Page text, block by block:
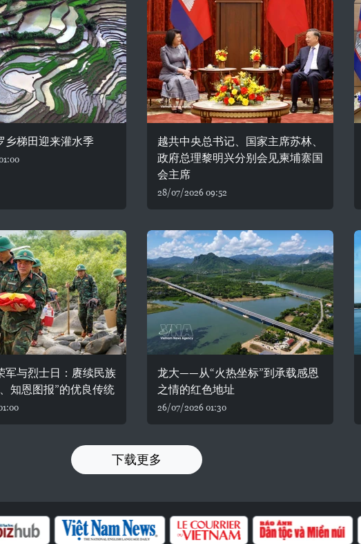
乡梯田迎来灌水季
越共中央总书记、国家主席苏林、
政府总理黎明兴分别会见柬埔寨国
会主席
28/07/2026 09:52
军与烈士日：赓续民族
知恩图报”的优良传统
龙大——从“火热坐标”到承载感恩
之情的红色地址
26/07/2026 01:30
下载更多